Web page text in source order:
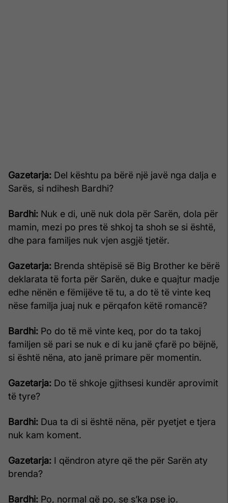
Gazetarja: Del kështu pa bërë një javë nga dalja e
Sarës, si ndihesh Bardhi?
Bardhi: Nuk e di, unë nuk dola për Sarën, dola për
mamin, mezi po pres të shkoj ta shoh se si është,
dhe para familjes nuk vjen asgjë tjetër.
Gazetarja: Brenda shtëpisë së Big Brother ke bërë
deklarata të forta për Sarën, duke e quajtur madje
edhe nënën e fëmijëve të tu, a do të të vinte keq
nëse familja juaj nuk e përqafon këtë romancë?
Bardhi: Po do të më vinte keq, por do ta takoj
familjen së pari se nuk e di ku janë çfarë po bëjnë,
si është nëna, ato janë primare për momentin.
Gazetarja: Do të shkoje gjithsesi kundër aprovimit
të tyre?
Bardhi: Dua ta di si është nëna, për pyetjet e tjera
nuk kam koment.
Gazetarja: I qëndron atyre që the për Sarën aty
brenda?
Bardhi: Po, normal që po, se s’ka pse jo.